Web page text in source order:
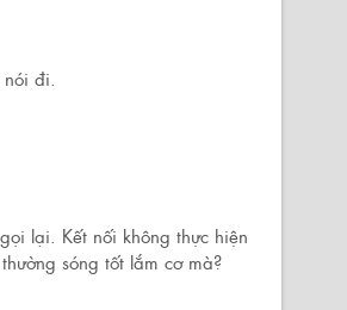
đi.
lại. Kết nối không thực hiện
sóng tốt lắm cơ mà?